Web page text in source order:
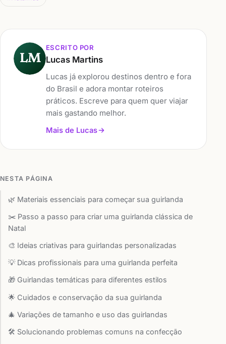
LM
ESCRITO POR
Lucas Martins
Lucas já explorou destinos dentro e fora
do Brasil e adora montar roteiros
práticos. Escreve para quem quer viajar
mais gastando melhor.
Mais de Lucas
NESTA PÁGINA
🌿 Materiais essenciais para começar sua guirlanda
✂️ Passo a passo para criar uma guirlanda clássica de
Natal
🎨 Ideias criativas para guirlandas personalizadas
💡 Dicas profissionais para uma guirlanda perfeita
🎁 Guirlandas temáticas para diferentes estilos
🌟 Cuidados e conservação da sua guirlanda
🎄 Variações de tamanho e uso das guirlandas
🛠️ Solucionando problemas comuns na confecção